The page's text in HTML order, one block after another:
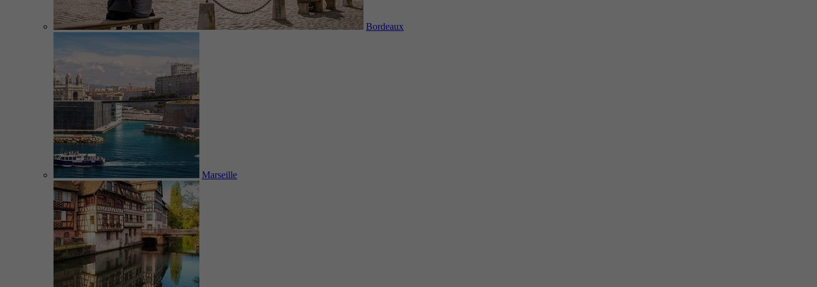
Bordeaux
Marseille